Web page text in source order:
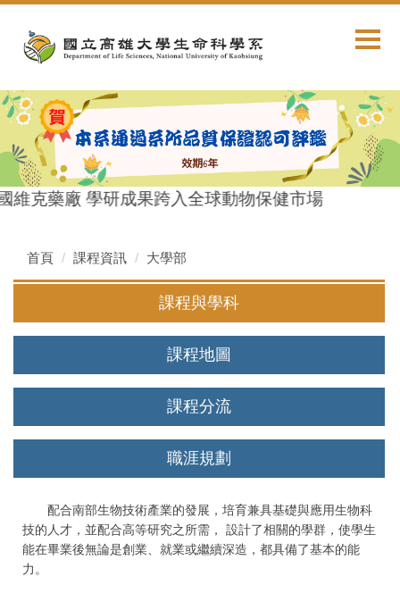
內
容
克藥廠 學研成果跨入全球動物保健市場
首頁 課程資訊 大學部
課程與學科
課程地圖
課程分流
職涯規劃
配合南部生物技術產業的發展，培育兼具基礎與應用生物科
技的人才，並配合高等研究之所需， 設計了相關的學群，使學生
能在畢業後無論是創業、就業或繼續深造，都具備了基本的能
力。